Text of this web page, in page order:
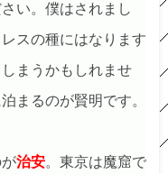
い。僕はされまし
スの種にはなります
まうかもしれませ
まるのが賢明です。
治安。東京は魔窟で